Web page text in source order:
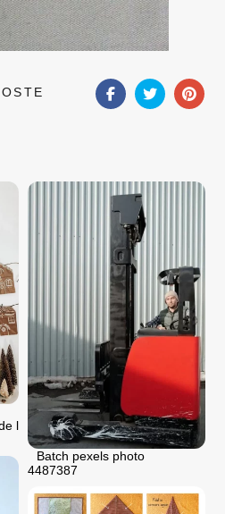
l
Batch pexels photo
4487387